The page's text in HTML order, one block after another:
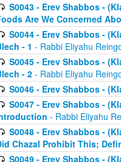
S0043 - Erev Shabbos -
Are We Concerned
S0044 - Erev Shabbos -
- 1 - Rabbi Eliyahu
S0045 - Erev Shabbos -
- 2- Rabbi Eliyahu
S0046 - Erev Shabbos -
S0047 - Erev Shabbos -
- Rabbi Eliyahu
S0048 - Erev Shabbos -
Chazal Prohibit This;
S0049 - Erev Shabbos -